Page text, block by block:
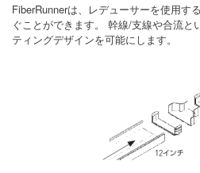
FiberRunnerは、レデューサーを使用す
ぐことができます。 幹線/支線や合流と
ティングデザインを可能にします。